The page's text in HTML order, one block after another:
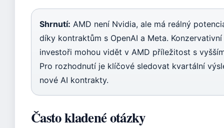
Shrnutí: AMD není Nvidia, ale má reálný
díky kontraktům s OpenAI a Meta.
investoři mohou vidět v AMD příležitost s
Pro rozhodnutí je klíčové sledovat kvartální
nové AI kontrakty.
Často kladené otázky